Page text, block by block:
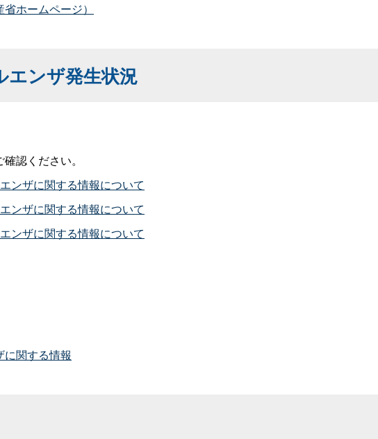
ホームページ）
エンザ発生状況
認ください。
ンザに関する情報について
ンザに関する情報について
ンザに関する情報について
関する情報